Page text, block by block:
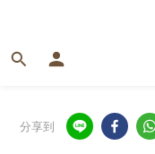
分享到